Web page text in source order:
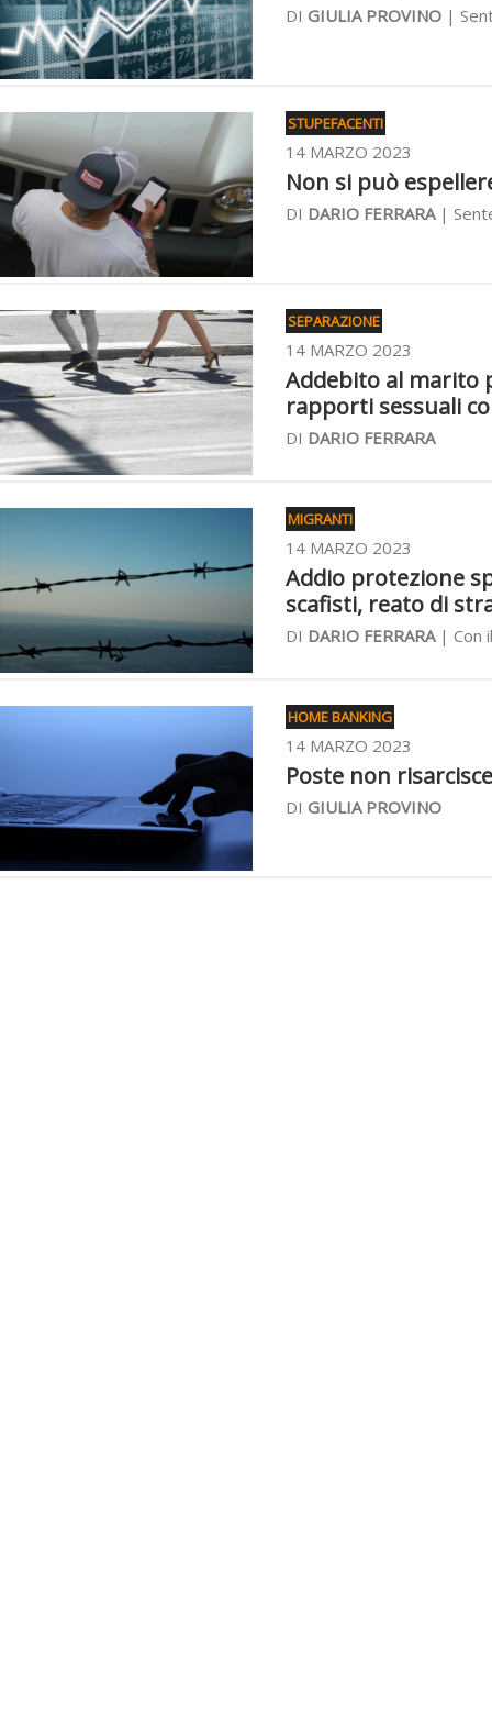
DI GIULIA PROVINO |
STUPEFACENTI
14 MARZO 2023
Non si può
DI DARIO FERRARA|
SEPARAZIONE
14 MARZO 2023
Addebito al marito
rapporti sessuali
DI DARIO FERRARA
MIGRANTI
14 MARZO 2023
Addio protezione
scafisti, reato di
DI DARIO FERRARA| Con
HOME BANKING
14 MARZO 2023
Poste non
DI GIULIA PROVINO